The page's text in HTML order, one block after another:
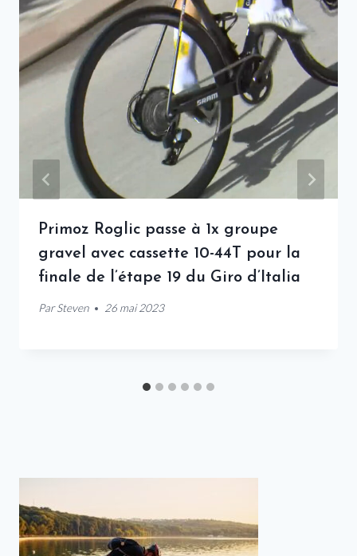
Primoz Roglic passe à 1x groupe
gravel avec cassette 10-44T pour la
finale de l’étape 19 du Giro d’Italia
Par Steven 26 mai 2023